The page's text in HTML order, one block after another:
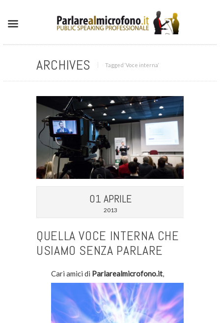
ARCHIVES Tagged ‘Voce interna‘
01 APRILE
2013
QUELLA VOCE INTERNA CHE
USIAMO SENZA PARLARE
Cari amici di Parlarealmicrofono.it,